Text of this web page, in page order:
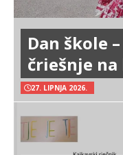
Dan škole
čriešnje
27. LIPNJA 2026.